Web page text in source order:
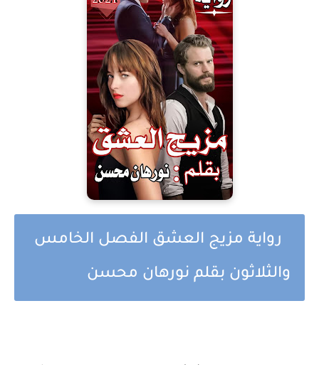
رواية مزيج العشق الفصل الخامس
والثلاثون بقلم نورهان محسن